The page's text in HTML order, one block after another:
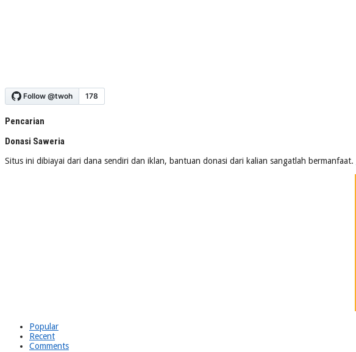
Pencarian
Donasi Saweria
Situs ini dibiayai dari dana sendiri dan iklan, bantuan donasi dari kalian sangatlah bermanfaat.
Popular
Recent
Comments